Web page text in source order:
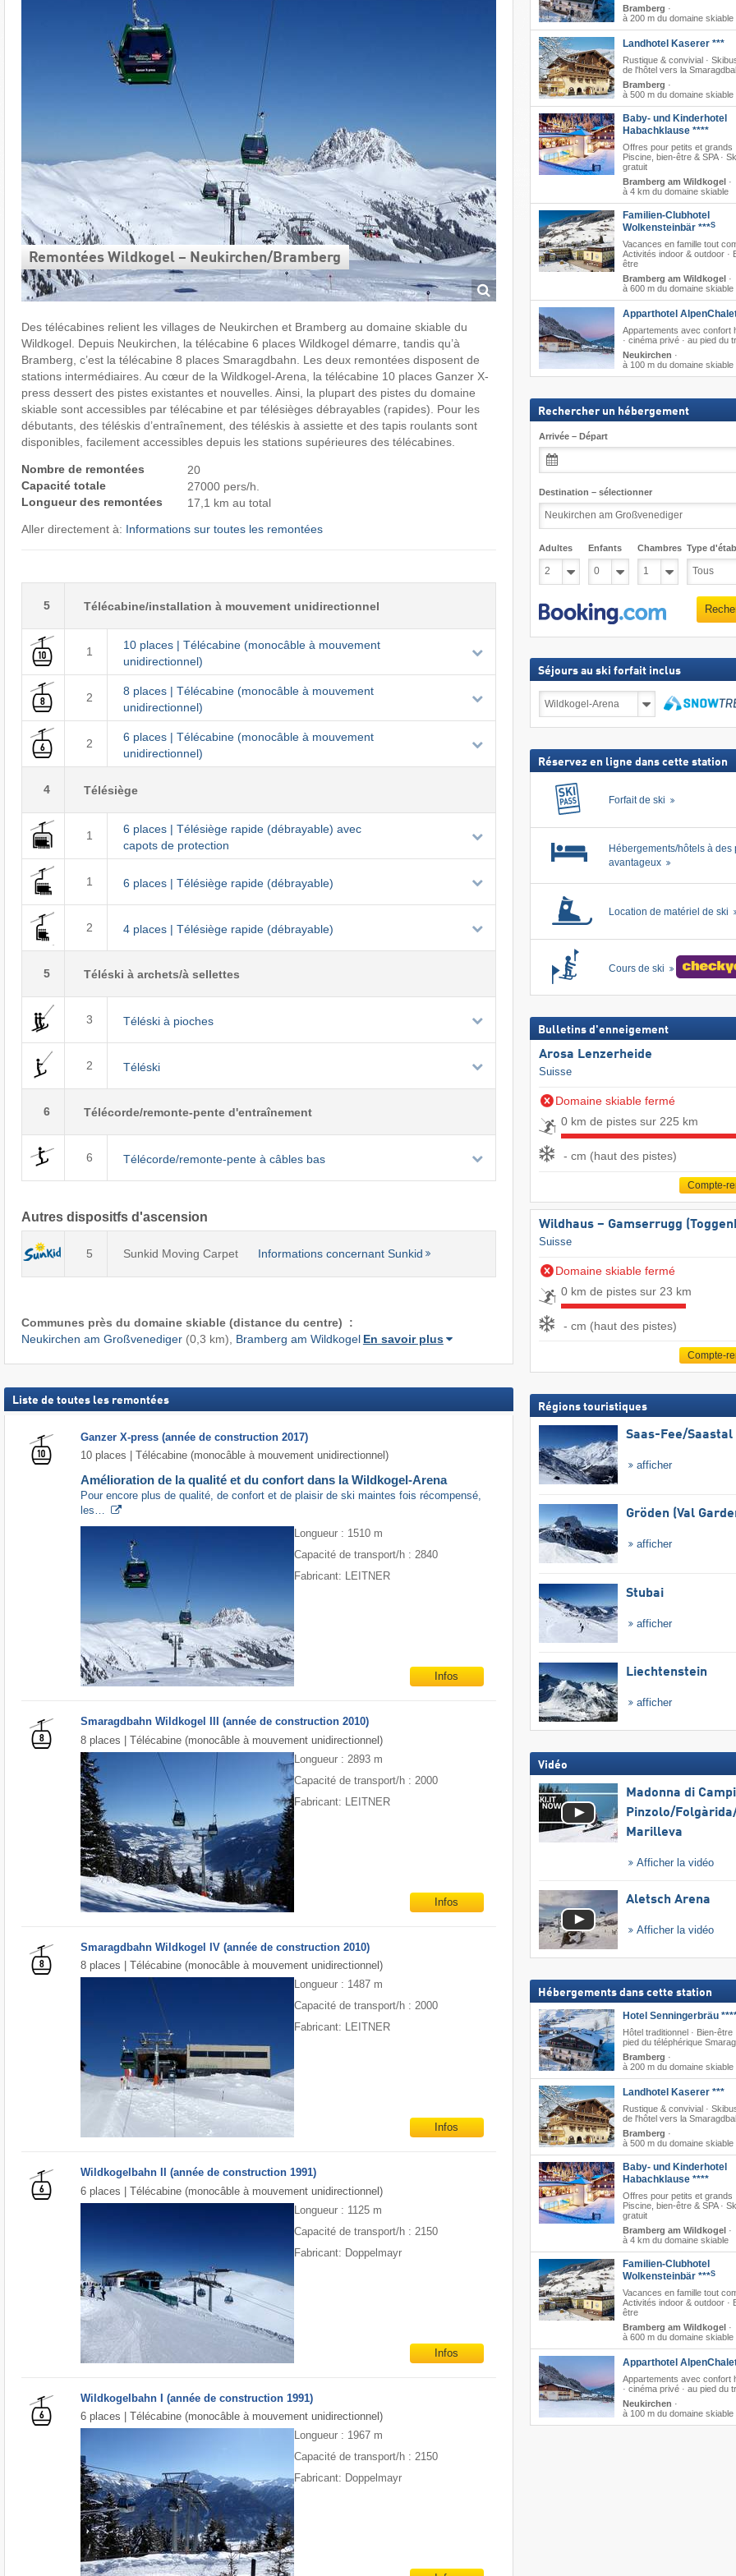
Remontées Wildkogel – Neukirchen/​Bramberg
Des télécabines relient les villages de Neukirchen et Bramberg au domaine skiable du
Wildkogel. Depuis Neukirchen, la télécabine 6 places Wildkogel démarre, tandis qu’à
Bramberg, c’est la télécabine 8 places Smaragdbahn. Les deux remontées disposent de
stations intermédiaires. Au cœur de la Wildkogel-Arena, la télécabine 10 places Ganzer X-
press dessert des pistes existantes et nouvelles. Ainsi, la plupart des pistes du domaine
skiable sont accessibles par télécabine et par télésièges débrayables (rapides). Pour les
débutants, des téléskis d’entraînement, des téléskis à assiette et des tapis roulants sont
disponibles, facilement accessibles depuis les stations supérieures des télécabines.
Nombre de remontées
20
Capacité totale
27000 pers/h.
Longueur des remontées
17,1 km au total
Aller directement à: Informations sur toutes les remontées
5 Télécabine/installation à mouvement unidirectionnel
1
10 places | Télécabine (monocâble à mouvement
unidirectionnel)
2
8 places | Télécabine (monocâble à mouvement
unidirectionnel)
2
6 places | Télécabine (monocâble à mouvement
unidirectionnel)
4 Télésiège
1
6 places | Télésiège rapide (débrayable) avec
capots de protection
1 6 places | Télésiège rapide (débrayable)
2 4 places | Télésiège rapide (débrayable)
5 Téléski à archets/à sellettes
3 Téléski à pioches
2 Téléski
6 Télécorde/remonte-pente d'entraînement
6 Télécorde/remonte-pente à câbles bas
Autres dispositfs d'ascension
5 Sunkid Moving Carpet Informations concernant Sunkid
Communes près du domaine skiable (distance du centre) :
Neukirchen am Großvenediger(0,3 km), Bramberg am Wildkogel En savoir plus
Liste de toutes les remontées
Ganzer X-press (année de construction 2017)
10 places | Télécabine (monocâble à mouvement unidirectionnel)
Amélioration de la qualité et du confort dans la Wildkogel-Arena
Pour encore plus de qualité, de confort et de plaisir de ski maintes fois récompensé,
les…
Longueur : 1510 m
Capacité de transport/h : 2840
Fabricant: LEITNER
Infos
Smaragdbahn Wildkogel III (année de construction 2010)
8 places | Télécabine (monocâble à mouvement unidirectionnel)
Longueur : 2893 m
Capacité de transport/h : 2000
Fabricant: LEITNER
Infos
Smaragdbahn Wildkogel IV (année de construction 2010)
8 places | Télécabine (monocâble à mouvement unidirectionnel)
Longueur : 1487 m
Capacité de transport/h : 2000
Fabricant: LEITNER
Infos
Wildkogelbahn II (année de construction 1991)
6 places | Télécabine (monocâble à mouvement unidirectionnel)
Longueur : 1125 m
Capacité de transport/h : 2150
Fabricant: Doppelmayr
Infos
Wildkogelbahn I (année de construction 1991)
6 places | Télécabine (monocâble à mouvement unidirectionnel)
Longueur : 1967 m
Capacité de transport/h : 2150
Fabricant: Doppelmayr
Bramberg ·
à 200 m du domaine skiable
Landhotel Kaserer ***
Rustique & convivial ·
de l'hôtel vers la
Bramberg ·
à 500 m du domaine skiable
Baby- und Kinderhotel
Habachklause ****
Offres pour petits et grands
Piscine, bien-être & SPA ·
gratuit
Bramberg am Wildkogel·
à 4 km du domaine skiable
Familien-Clubhotel
Wolkensteinbär ***S
Vacances en famille tout
Activités indoor & outdoor ·
être
Bramberg am Wildkogel·
à 600 m du domaine skiable
Apparthotel
Appartements avec confort
· cinéma privé · au pied du
Neukirchen ·
à 100 m du domaine skiable
Rechercher un hébergement
Arrivée – Départ
Destination – sélectionner
Adultes Enfants Chambres Type
Séjours au ski forfait inclus
au
Réservez en ligne dans cette station
Forfait de ski
Hébergements/hôtels à des
avantageux
Location de matériel de ski
Cours de ski
Bulletins d'enneigement
Arosa Lenzerheide
Suisse
Domaine skiable fermé
0 km de pistes sur 225 km
- cm (haut des pistes)
Compte-
Wildhaus – Gamserrugg
Suisse
Domaine skiable fermé
0 km de pistes sur 23 km
- cm (haut des pistes)
Compte-
Régions touristiques
Saas-Fee/​Saastal
afficher
Gröden (Val
afficher
Stubai
afficher
Liechtenstein
afficher
Vidéo
Madonna di
Pinzolo/​
Marilleva
Afficher la vidéo
Aletsch Arena
Afficher la vidéo
Hébergements dans cette station
Hotel Senningerbräu
Hôtel traditionnel · Bien-être
pied du téléphérique
Bramberg ·
à 200 m du domaine skiable
Landhotel Kaserer ***
Rustique & convivial ·
de l'hôtel vers la
Bramberg ·
à 500 m du domaine skiable
Baby- und Kinderhotel
Habachklause ****
Offres pour petits et grands
Piscine, bien-être & SPA ·
gratuit
Bramberg am Wildkogel ·
à 4 km du domaine skiable
Familien-Clubhotel
Wolkensteinbär ***S
Vacances en famille tout
Activités indoor & outdoor ·
être
Bramberg am Wildkogel ·
à 600 m du domaine skiable
Apparthotel
Appartements avec confort
· cinéma privé · au pied du
Neukirchen ·
à 100 m du domaine skiable